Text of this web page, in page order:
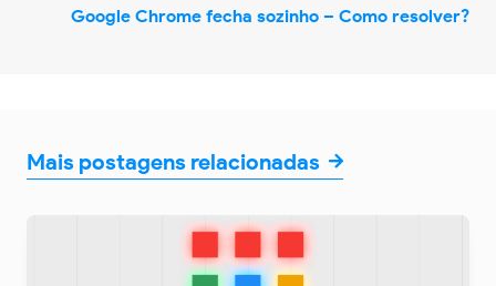
Google Chrome fecha sozinho – Como resolver?
Mais postagens relacionadas